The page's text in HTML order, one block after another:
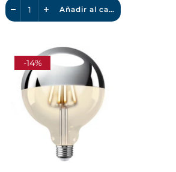
Añadir al carrito
-14%